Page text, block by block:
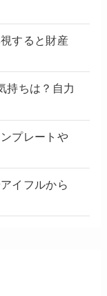
すると財産
持ちは？自力
プレートや
イフルから